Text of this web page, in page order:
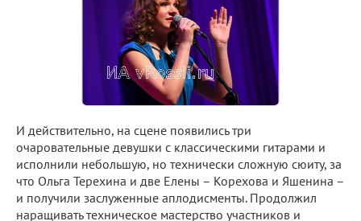
И действительно, на сцене появились три
очаровательные девушки с классическими гитарами и
исполнили небольшую, но технически сложную сюиту, за
что Ольга Терехина и две Елены – Корехова и Яшенина –
и получили заслуженные аплодисменты. Продолжил
наращивать техническое мастерство участников и